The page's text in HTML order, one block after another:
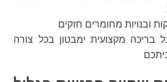
ובנויות מחומרים חזקים
בריכה מקצועית ימבטון בכל צורה